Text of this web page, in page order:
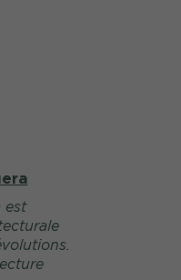
est